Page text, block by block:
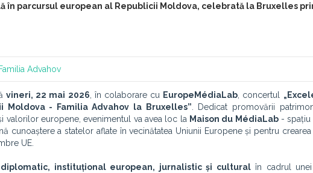
în parcursul european al Republicii Moldova, celebrată la Bruxelles
Familia Advahov
vineri, 22 mai 2026 , în colaborare cu EuropeMédiaLab , concertul
- Familia Advahov la Bruxelles” . Dedicat promovării
europene, evenimentul va avea loc la Maison du MédiaLab- spațiu
cunoaștere a statelor aflate în vecinătatea Uniunii Europene și pentru crearea
UE.
instituțional european, jurnalistic și culturalîn cadrul unei